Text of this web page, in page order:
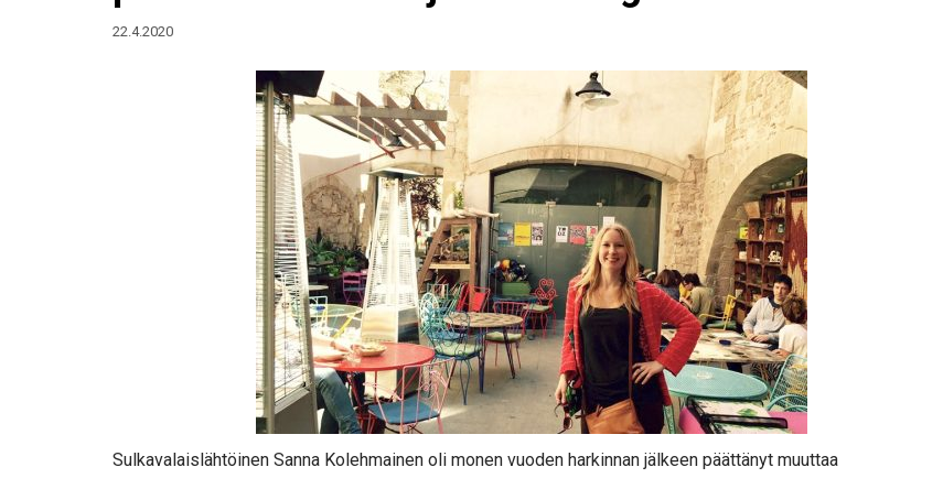
22.4.2020
Sulkavalaislähtöinen Sanna Kolehmainen oli monen vuoden harkinnan jälkeen päättänyt muuttaa